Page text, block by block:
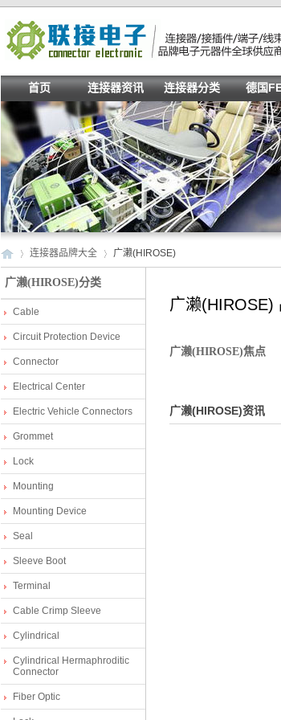
首页 连接器资讯 连接器分类 德国
Co
nn
»
连接器品牌大全
»
广濑(HIROSE)
广濑(HIROSE)分类
Cable
Circuit Protection Device
Connector
Electrical Center
Electric Vehicle Connectors
Grommet
Lock
Mounting
Mounting Device
Seal
Sleeve Boot
Terminal
Cable Crimp Sleeve
Cylindrical
Cylindrical Hermaphroditic
Connector
Fiber Optic
广濑(HIROSE)
广濑(HIROSE)焦点
广濑(HIROSE)资讯